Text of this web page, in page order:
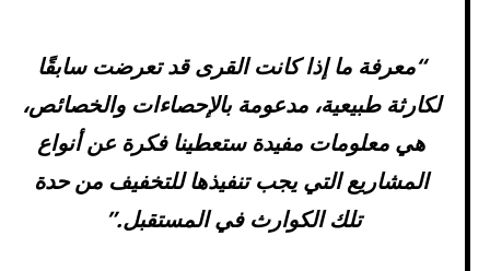
“معرفة ما إذا كانت القرى قد تعرضت سابقًا
لكارثة طبيعية، مدعومة بالإحصاءات والخصائص،
هي معلومات مفيدة ستعطينا فكرة عن أنواع
المشاريع التي يجب تنفيذها للتخفيف من حدة
تلك الكوارث في المستقبل.”